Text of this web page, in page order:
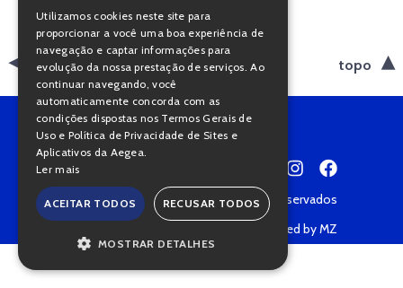
voltar topo
Copyright © 2022 • Todos os direitos reservados
Powered by MZ
Utilizamos cookies neste site para
proporcionar a você uma boa experiência de
navegação e captar informações para
evolução da nossa prestação de serviços. Ao
continuar navegando, você
automaticamente concorda com as
condições dispostas nos Termos Gerais de
Uso e Política de Privacidade de Sites e
Aplicativos da Aegea.
Ler mais
ACEITAR TODOS RECUSAR TODOS
MOSTRAR DETALHES